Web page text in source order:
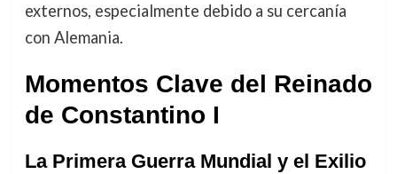
externos, especialmente debido a su cercanía
con Alemania.
Momentos Clave del Reinado
de Constantino I
La Primera Guerra Mundial y el Exilio